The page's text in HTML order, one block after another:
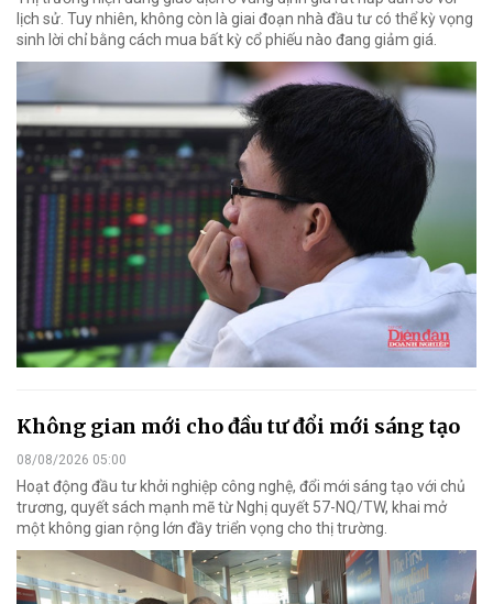
lịch sử. Tuy nhiên, không còn là giai đoạn nhà đầu tư có thể kỳ vọng
sinh lời chỉ bằng cách mua bất kỳ cổ phiếu nào đang giảm giá.
Không gian mới cho đầu tư đổi mới sáng tạo
08/08/2026 05:00
Hoạt động đầu tư khởi nghiệp công nghệ, đổi mới sáng tạo với chủ
trương, quyết sách mạnh mẽ từ Nghị quyết 57-NQ/TW, khai mở
một không gian rộng lớn đầy triển vọng cho thị trường.